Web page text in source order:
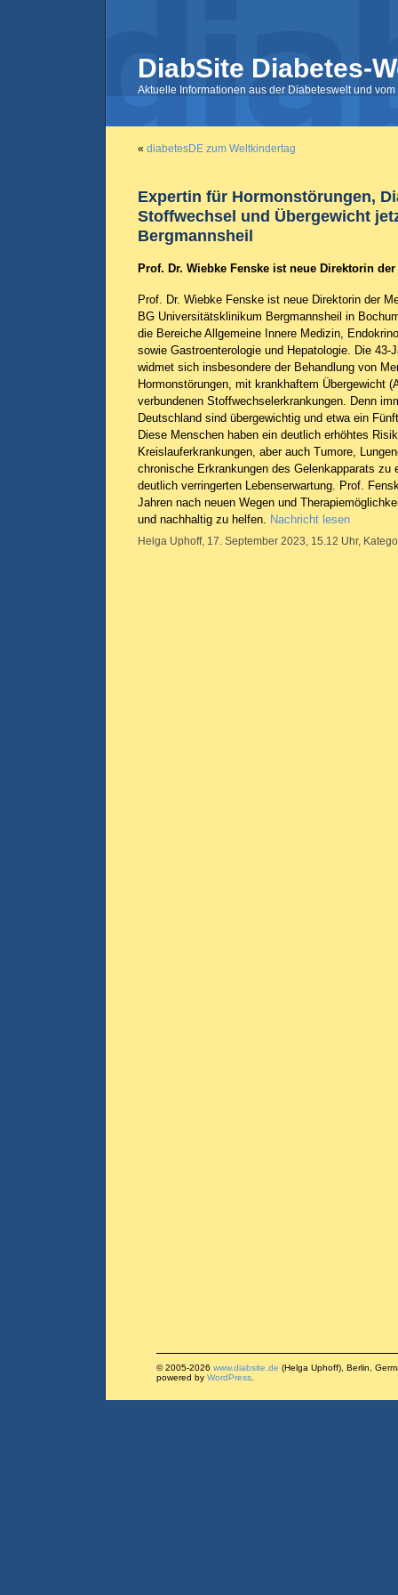
DiabSite Diabetes-
Aktuelle Informationen aus der Diabeteswelt und
« diabetesDE zum Weltkindertag
Expertin für Hormonstörungen,
Stoffwechsel und Übergewicht
Bergmannsheil
Prof. Dr. Wiebke Fenske ist neue Direktorin
Prof. Dr. Wiebke Fenske ist neue Direktorin der
BG Universitätsklinikum Bergmannsheil in
die Bereiche Allgemeine Innere Medizin,
sowie Gastroenterologie und Hepatologie. Die 43-
widmet sich insbesondere der Behandlung von
Hormonstörungen, mit krankhaftem Übergewicht
verbundenen Stoffwechselerkrankungen. Denn
Deutschland sind übergewichtig und etwa ein
Diese Menschen haben ein deutlich erhöhtes
Kreislauferkrankungen, aber auch Tumore,
chronische Erkrankungen des Gelenkapparats zu
deutlich verringerten Lebenserwartung. Prof.
Jahren nach neuen Wegen und
und nachhaltig zu helfen.
Nachricht lesen
Helga Uphoff, 17. September 2023, 15.12 Uhr,
© 2005-2026 www.diabsite.de (Helga Uphoff), Berlin,
powered by WordPress.